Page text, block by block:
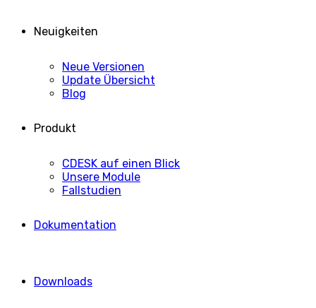
Neuigkeiten
Neue Versionen
Update Übersicht
Blog
Produkt
CDESK auf einen Blick
Unsere Module
Fallstudien
Dokumentation
Downloads